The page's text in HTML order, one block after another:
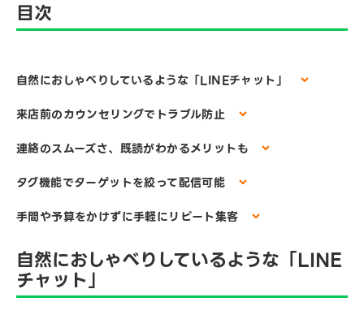
目次
自然におしゃべりしているような「LINEチャット」
来店前のカウンセリングでトラブル防止
連絡のスムーズさ、既読がわかるメリットも
タグ機能でターゲットを絞って配信可能
手間や予算をかけずに手軽にリピート集客
自然におしゃべりしているような「LINE
チャット」